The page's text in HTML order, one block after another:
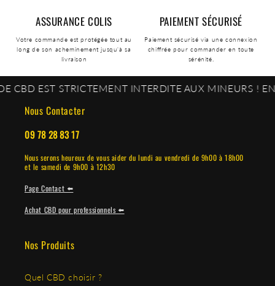
ASSURANCE COLIS
Votre commande est protégée tout au
long de son acheminement jusqu'à sa
livraison
PAIEMENT SÉCURISÉ
Paiement sécurisé via une connexion
chiffrée pour commander en toute
sérénité.
STRICTEMENT INTERDITE AUX MINEURS ! EN
Nous Contacter
09 78 28 83 17
Nous serons heureux de vous aider du lundi au vendredi de 9h00 à 18h00
et le samedi de 9h00 à 12h30
Page Contact ⬅️
Achat CBD pour professionnels ⬅️
Nos Produits
Quel CBD choisir ?